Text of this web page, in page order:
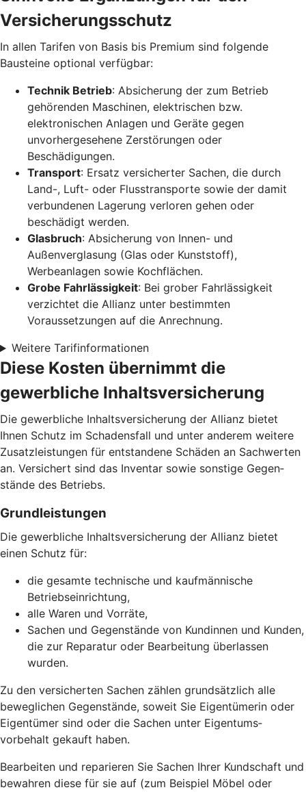
Versicherungsschutz
In allen Tarifen von Basis bis Premium sind folgende
Bausteine optional verfügbar:
Technik Betrieb: Absicherung der zum Betrieb
gehörenden Maschinen, elektrischen bzw.
elektronischen Anlagen und Geräte gegen
unvorhergesehene Zerstörungen oder
Beschädigungen.
Transport: Ersatz versicherter Sachen, die durch
Land-, Luft- oder Flusstransporte sowie der damit
verbundenen Lagerung verloren gehen oder
beschädigt werden.
Glasbruch: Absicherung von Innen- und
Außenverglasung (Glas oder Kunststoff),
Werbeanlagen sowie Kochflächen.
Grobe Fahrlässigkeit: Bei grober Fahrlässigkeit
verzichtet die Allianz unter bestimmten
Voraussetzungen auf die Anrechnung.
Weitere Tarifinformationen
Diese Kosten übernimmt die
gewerbliche Inhaltsversicherung
Die gewerbliche Inhalts­versicherung der Allianz bietet
Ihnen Schutz im Schadens­fall und unter anderem weitere
Zusatz­leistungen für entstandene Schäden an Sachwerten
an. Versichert sind das Inventar sowie sonstige Gegen­
stände des Betriebs.
Grund­leistungen
Die gewerbliche Inhaltsversicherung der Allianz bietet
einen Schutz für:
die gesamte technische und kaufmännische
Betriebseinrichtung,
alle Waren und Vorräte,
Sachen und Gegenstände von Kundinnen und Kunden,
die zur Reparatur oder Bearbeitung überlassen
wurden.
Zu den versicherten Sachen zählen grund­sätzlich alle
beweglichen Gegen­stände, soweit Sie Eigentümerin oder
Eigentümer sind oder die Sachen unter Eigentums­
vorbehalt gekauft haben.
Bearbeiten und reparieren Sie Sachen Ihrer Kundschaft und
bewahren diese für sie auf (zum Beispiel Möbel oder